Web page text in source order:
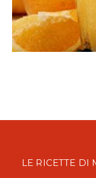
LE RICETTE DI